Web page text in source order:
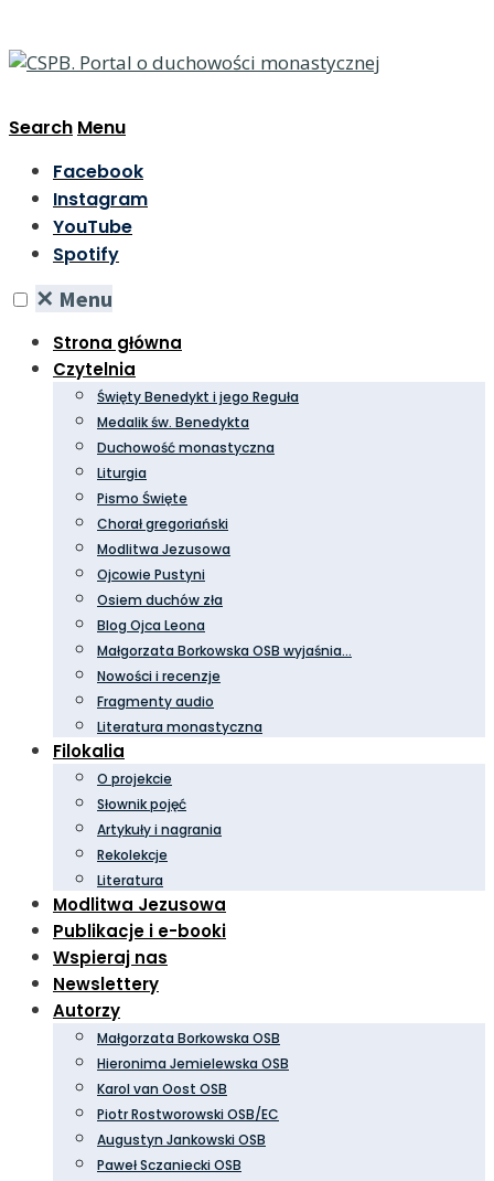
Search Menu
Facebook
Instagram
YouTube
Spotify
✕ Menu
Strona główna
Czytelnia
Święty Benedykt i jego Reguła
Medalik św. Benedykta
Duchowość monastyczna
Liturgia
Pismo Święte
Chorał gregoriański
Modlitwa Jezusowa
Ojcowie Pustyni
Osiem duchów zła
Blog Ojca Leona
Małgorzata Borkowska OSB wyjaśnia…
Nowości i recenzje
Fragmenty audio
Literatura monastyczna
Filokalia
O projekcie
Słownik pojęć
Artykuły i nagrania
Rekolekcje
Literatura
Modlitwa Jezusowa
Publikacje i e-booki
Wspieraj nas
Newslettery
Autorzy
Małgorzata Borkowska OSB
Hieronima Jemielewska OSB
Karol van Oost OSB
Piotr Rostworowski OSB/EC
Augustyn Jankowski OSB
Paweł Sczaniecki OSB